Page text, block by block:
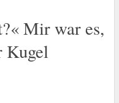
Mir war es,
Kugel